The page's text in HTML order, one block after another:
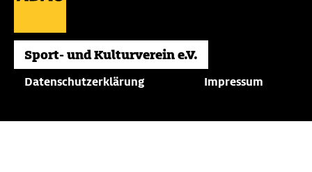
Datenschutzerklärung Impressum